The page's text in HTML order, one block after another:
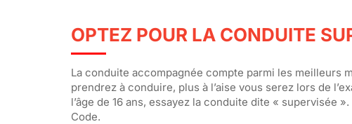
OPTEZ POUR LA CONDUITE
La conduite accompagnée compte parmi les meilleurs
prendrez à conduire, plus à l’aise vous serez lors de
l’âge de 16 ans, essayez la conduite dite « supervisée
Code.